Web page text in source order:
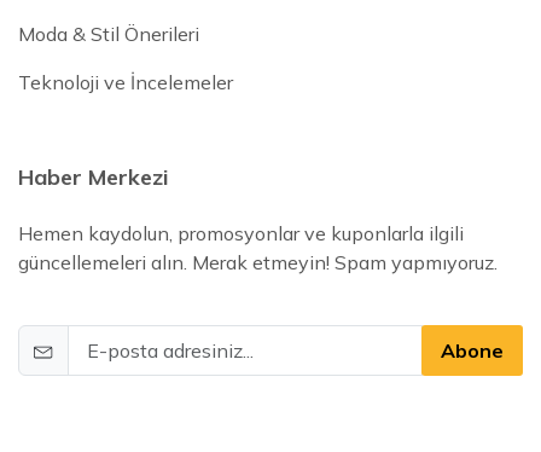
Moda & Stil Önerileri
Teknoloji ve İncelemeler
Haber Merkezi
Hemen kaydolun, promosyonlar ve kuponlarla ilgili
güncellemeleri alın. Merak etmeyin! Spam yapmıyoruz.
Abone